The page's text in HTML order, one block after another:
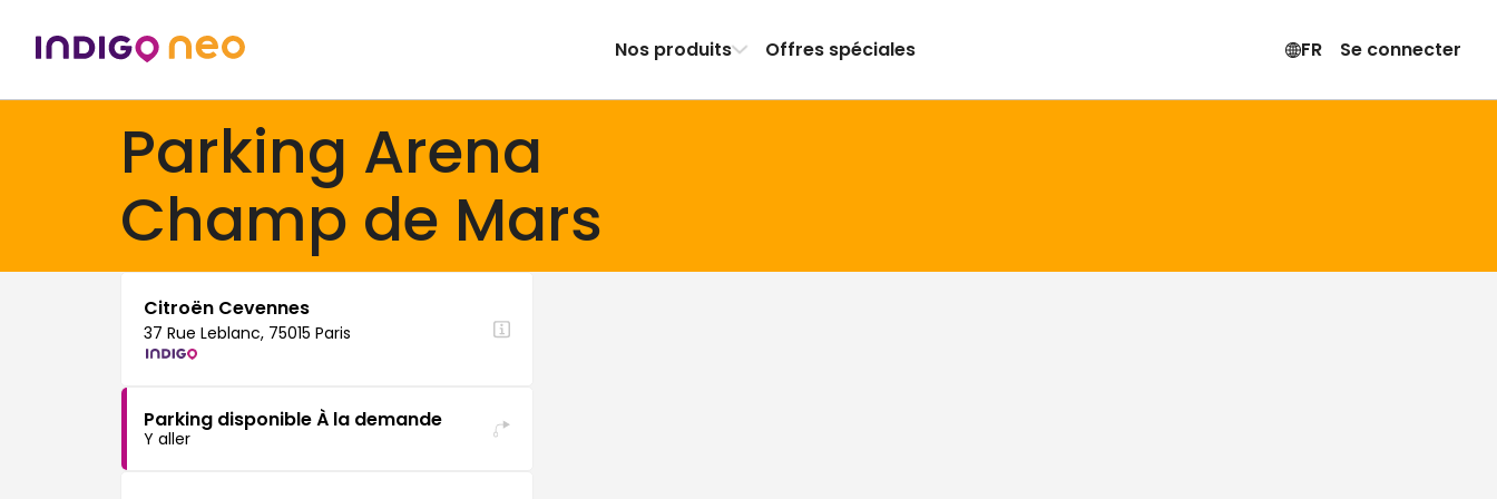
Nos produits Offres spéciales FR Se connecter
Parking Arena
Champ de Mars
Citroën Cevennes
37 Rue Leblanc, 75015 Paris
Parking disponible À la demande
Y aller